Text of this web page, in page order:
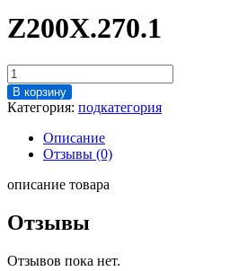
Z200X.270.1
Количество
товара
Z200X.270.1
В корзину
Категория: подкатегория
Описание
Отзывы (0)
описание товара
Отзывы
Отзывов пока нет.